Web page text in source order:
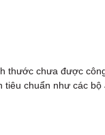
thước chưa được
tiêu chuẩn như các bộ